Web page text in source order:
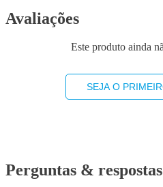
Avaliações
Este produto ainda
SEJA O
Perguntas & respostas